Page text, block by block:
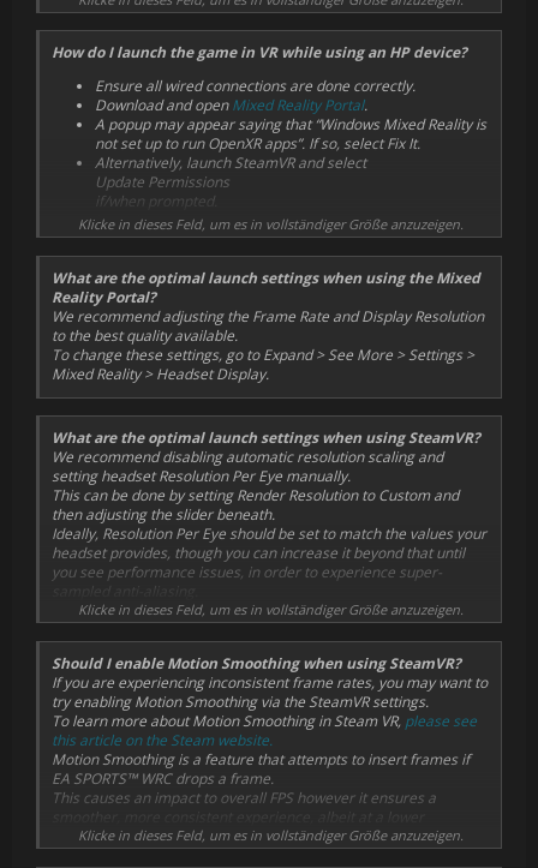
In-Game Graphics Preset: High
Any higher spec hardware than this will result in a more
performant experience, and give greater freedom to use more
demanding graphics settings.
Launch
EA SPORTS™ WRC
from the PC, or via Steam VR home in the headset.
How do I launch the game in VR while using an HP device?
Ensure all wired connections are done correctly.
Download and openMixed Reality Portal.
A popup may appear saying that “Windows Mixed Reality is
not set up to run OpenXR apps”. If so, select Fix It.
Alternatively, launch SteamVR and select
Update Permissions
if/when prompted.
Launch
EA SPORTS™ WRC
from the PC, or via desktop available within the headset.
Klicke in dieses Feld, um es in vollständiger Größe anzuzeigen.
What are the optimal launch settings when using the Mixed
Reality Portal?
We recommend adjusting the Frame Rate and Display Resolution
to the best quality available.
To change these settings, go to Expand > See More > Settings >
Mixed Reality > Headset Display.
What are the optimal launch settings when using SteamVR?
We recommend disabling automatic resolution scaling and
setting headset Resolution Per Eye manually.
This can be done by setting Render Resolution to Custom and
then adjusting the slider beneath.
Ideally, Resolution Per Eye should be set to match the values your
headset provides, though you can increase it beyond that until
you see performance issues, in order to experience super-
sampled anti-aliasing.
To improve performance you can try lowering the Resolution Per
Klicke in dieses Feld, um es in vollständiger Größe anzuzeigen.
Should I enable Motion Smoothing when using SteamVR?
If you are experiencing inconsistent frame rates, you may want to
try enabling Motion Smoothing via the SteamVR settings.
To learn more about Motion Smoothing in Steam VR, please see
this article on the Steam website.
Motion Smoothing is a feature that attempts to insert frames if
EA SPORTS™ WRC drops a frame.
This causes an impact to overall FPS however it ensures a
smoother, more consistent experience, albeit at a lower
framerate. Additionally, this may cause some visual effects or
assets to take on a corrupted appearance.
Klicke in dieses Feld, um es in vollständiger Größe anzuzeigen.